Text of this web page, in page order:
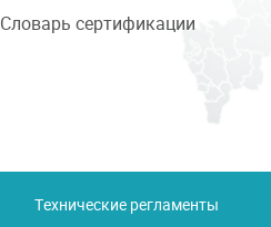
Словарь сертификации
Технические регламенты